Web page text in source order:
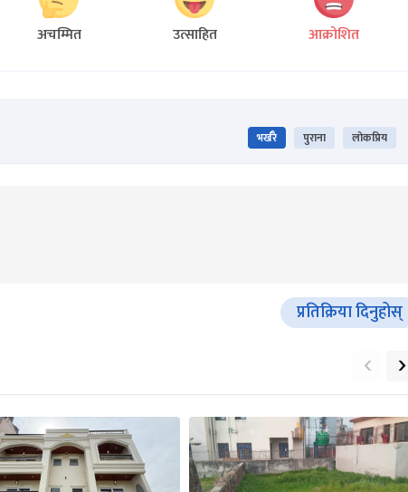
अचम्मित उत्साहित आक्रोशित
भर्खरै पुराना लोकप्रिय
प्रतिक्रिया दिनुहोस्
‹ ›